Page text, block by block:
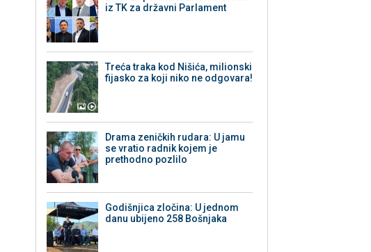
iz TK za državni Parlament
Treća traka kod Nišića, milionski
fijasko za koji niko ne odgovara!
Drama zeničkih rudara: U jamu
se vratio radnik kojem je
prethodno pozlilo
Godišnjica zločina: U jednom
danu ubijeno 258 Bošnjaka